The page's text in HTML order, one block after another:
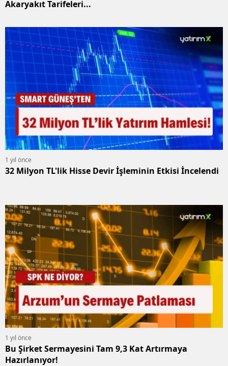
Akaryakıt Tarifeleri...
1 yıl önce
32 Milyon TL'lik Hisse Devir İşleminin Etkisi İncelendi
1 yıl önce
Bu Şirket Sermayesini Tam 9,3 Kat Artırmaya
Hazırlanıyor!